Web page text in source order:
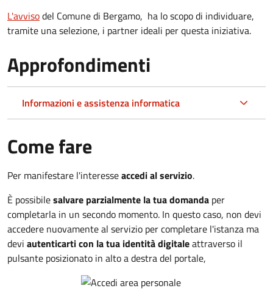
L'avvisodel Comune di Bergamo, ha lo scopo di individuare,
tramite una selezione, i partner ideali per questa iniziativa.
Approfondimenti
Informazioni e assistenza informatica
Come fare
Per manifestare l'interesseaccedi al servizio.
È possibilesalvare parzialmente la tua domanda per
completarla in un secondo momento. In questo caso, non devi
accedere nuovamente al servizio per completare l'istanza ma
devi autenticarti con la tua identità digitaleattraverso il
pulsante posizionato in alto a destra del portale,